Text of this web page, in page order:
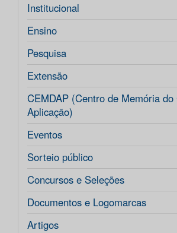
Institucional
Ensino
Pesquisa
Extensão
CEMDAP (Centro de Memória do
Aplicação)
Eventos
Sorteio público
Concursos e Seleções
Documentos e Logomarcas
Artigos